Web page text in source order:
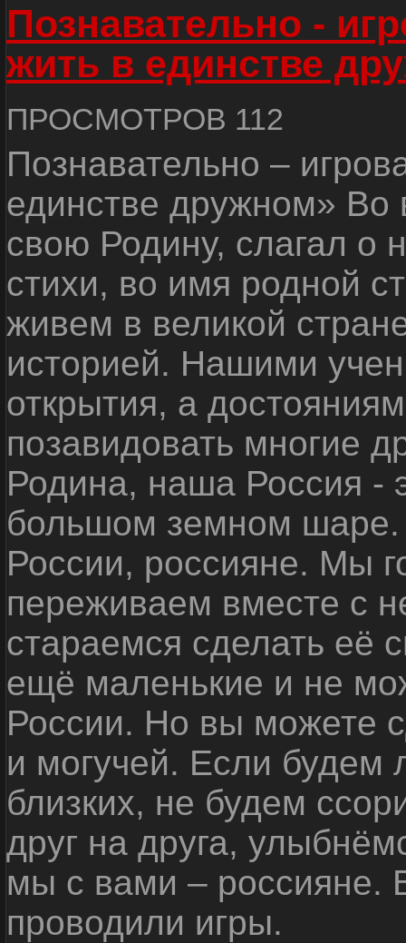
Познавательно -
жить в единстве
ПРОСМОТРОВ 112
Познавательно –
единстве дружном»
свою Родину, слагал о
стихи, во имя родной
живем в великой
историей. Нашими
открытия, а
позавидовать многие
Родина, наша Россия -
большом земном
России, россияне. Мы
переживаем вместе с
стараемся сделать её
ещё маленькие и не
России. Но вы можете
и могучей. Если будем
близких, не будем
друг на друга,
мы с вами – россияне.
проводили игры.